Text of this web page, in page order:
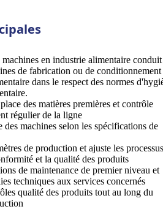
en industrie alimentaire
de fabrication ou de conditionnement
dans le respect des normes
des matières premières et contrôle
régulier de la ligne
des machines selon les spécifications de
de production et ajuste les processus
et la qualité des produits
de maintenance de premier niveau et
techniques aux services concernés
qualité des produits tout au long du